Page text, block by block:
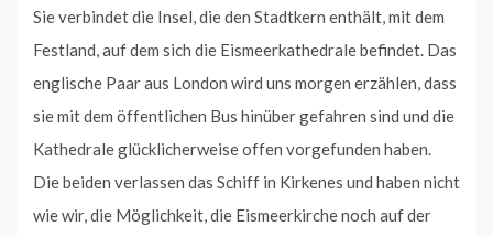
Sie verbindet die Insel, die den Stadtkern enthält, mit dem
Festland, auf dem sich die Eismeerkathedrale befindet. Das
englische Paar aus London wird uns morgen erzählen, dass
sie mit dem öffentlichen Bus hinüber gefahren sind und die
Kathedrale glücklicherweise offen vorgefunden haben.
Die beiden verlassen das Schiff in Kirkenes und haben nicht
wie wir, die Möglichkeit, die Eismeerkirche noch auf der